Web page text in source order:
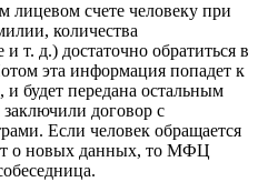
счете человеку при
количества
д.) достаточно обратиться в
эта информация попадет к
будет передана остальным
договор с
Если человек обращается
о новых данных, то МФЦ